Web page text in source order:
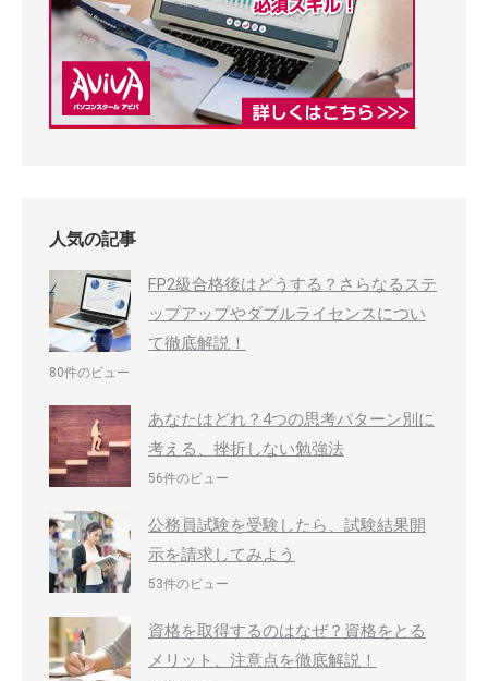
人気の記事
FP2級合格後はどうする？さらなるステ
ップアップやダブルライセンスについ
て徹底解説！
80件のビュー
あなたはどれ？4つの思考パターン別に
考える、挫折しない勉強法
56件のビュー
公務員試験を受験したら、試験結果開
示を請求してみよう
53件のビュー
資格を取得するのはなぜ？資格をとる
メリット、注意点を徹底解説！